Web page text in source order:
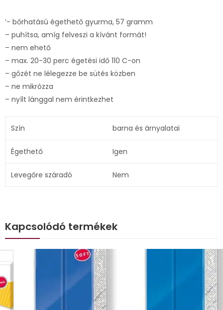
‘- bőrhatású égethető gyurma, 57 gramm
– puhítsa, amíg felveszi a kívánt formát!
– nem ehető
– max. 20-30 perc égetési idő 110 C-on
– gőzét ne lélegezze be sütés közben
– ne mikrózza
– nyílt lánggal nem érintkezhet
Szín barna és árnyalatai
Égethető Igen
Levegőre száradó Nem
Kapcsolódó termékek